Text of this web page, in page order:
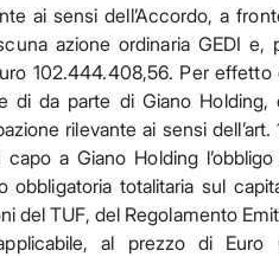
ai sensi dell’Accordo, a
azione ordinaria GEDI
102.444.408,56. Per effetto
di da parte di Giano Holding,
rilevante ai sensi
a Giano Holding
obbligatoria totalitaria sul
del TUF, del Regolamento
al prezzo di